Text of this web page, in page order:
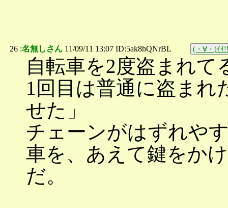
26 :名無しさん 11/09/11 13:07 ID:5ak8hQNrBL (・∀・)ｲｲ
自転車を2度盗まれて
1回目は普通に盗まれ
せた」
チェーンがはずれや
車を、あえて鍵をか
だ。